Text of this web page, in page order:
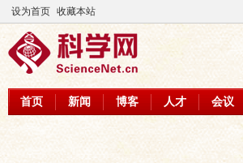
设为首页 收藏本站
首页 新闻 博客 人才 会议